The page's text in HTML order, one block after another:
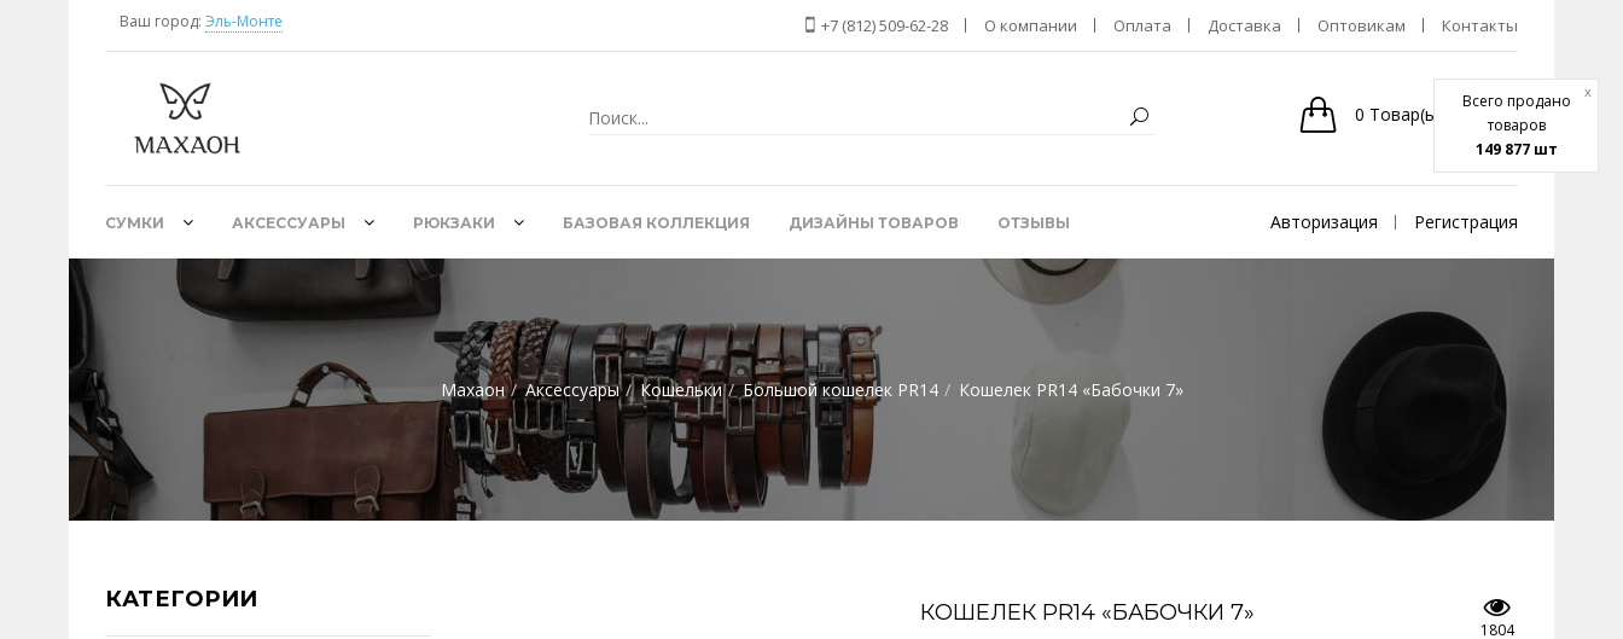
Всего продано
товаров
149 877 шт
x
Ваш город: Эль-Монте +7 (812) 509-62-28 О компании Оплата Доставка Оптовикам Контакты
0 Товар(ы) 0р.
СУМКИ АКСЕССУАРЫ РЮКЗАКИ БАЗОВАЯ КОЛЛЕКЦИЯ ДИЗАЙНЫ ТОВАРОВ ОТЗЫВЫ Авторизация Регистрация
Махаон Аксессуары Кошельки Большой кошелек PR14 Кошелек PR14 «Бабочки 7»
КАТЕГОРИИ КОШЕЛЕК PR14 «БАБОЧКИ 7»
1804